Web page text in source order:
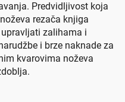
Predvidljivost koja
rezača knjiga
zalihama i
i brze naknade za
kvarovima noževa